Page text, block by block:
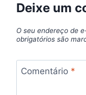
Deixe um
O seu endereço de
obrigatórios são
Comentário *